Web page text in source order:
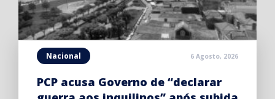
Nacional 6 Agosto, 2026
PCP acusa Governo de “declarar